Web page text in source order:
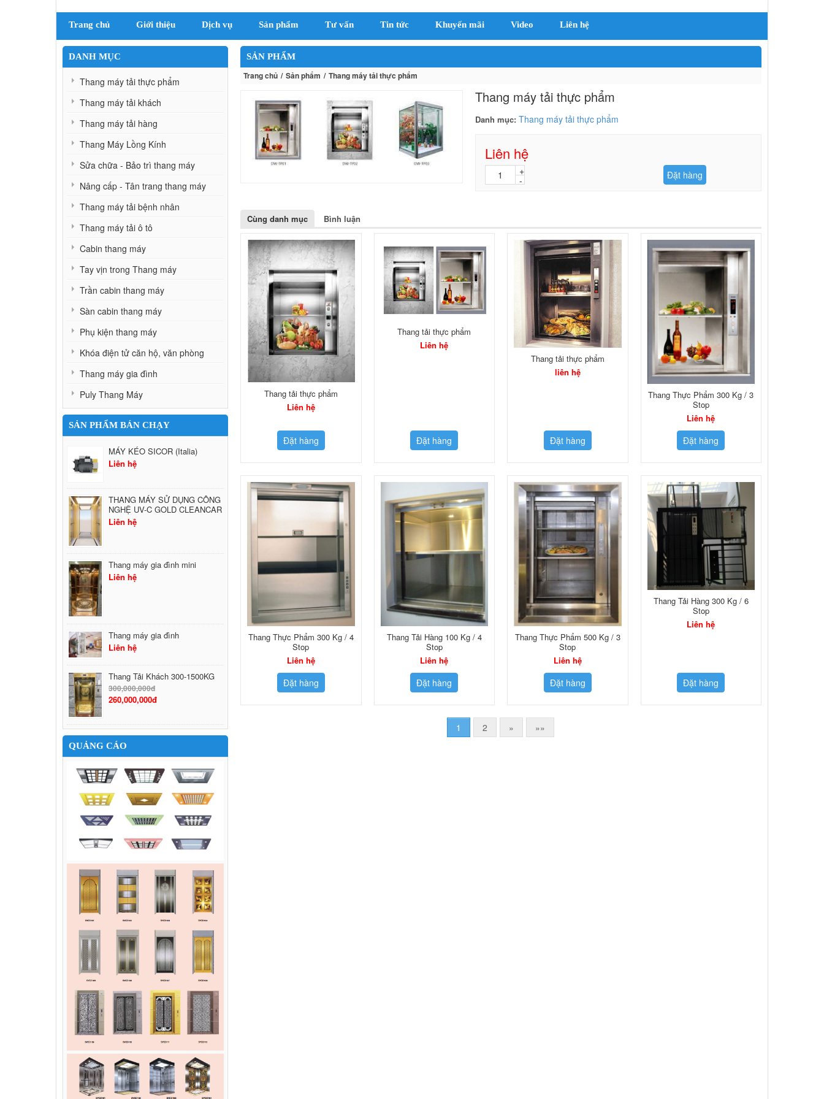
Trang chủ Giới thiệu Dịch vụ Sản phẩm Tư vấn Tin tức Khuyến mãi Video Liên hệ
SẢN PHẨM
Trang chủ Sản phẩm Thang máy tải thực phẩm
Thang máy tải thực phẩm
Danh mục: Thang máy tải thực phẩm
Liên hệ
Đặt hàng
Cùng danh mục Bình luận
Thang tải thực phẩm
Liên hệ
Đặt hàng
Thang tải thực phẩm
Liên hệ
Đặt hàng
Thang tải thực phẩm
liên hệ
Đặt hàng
Thang Thực Phẩm 300 Kg / 3
Stop
Liên hệ
Đặt hàng
Thang Thực Phẩm 300 Kg / 4
Stop
Liên hệ
Đặt hàng
Thang Tải Hàng 100 Kg / 4
Stop
Liên hệ
Đặt hàng
Thang Thực Phẩm 500 Kg / 3
Stop
Liên hệ
Đặt hàng
Thang Tải Hàng 300 Kg / 6
Stop
Liên hệ
Đặt hàng
1 2 » »»
DANH MỤC
Thang máy tải thực phẩm
Thang máy tải khách
Thang máy tải hàng
Thang Máy Lồng Kính
Sửa chữa - Bảo trì thang máy
Nâng cấp - Tân trang thang máy
Thang máy tải bệnh nhân
Thang máy tải ô tô
Cabin thang máy
Tay vịn trong Thang máy
Trần cabin thang máy
Sàn cabin thang máy
Phụ kiện thang máy
Khóa điện tử căn hộ, văn phòng
Thang máy gia đình
Puly Thang Máy
SẢN PHẨM BÁN CHẠY
MÁY KÉO SICOR (Italia)
Liên hệ
THANG MÁY SỬ DỤNG CÔNG
NGHỆ UV-C GOLD CLEANCAR
Liên hệ
Thang máy gia đình mini
Liên hệ
Thang máy gia đình
Liên hệ
Thang Tải Khách 300-1500KG
300,000,000đ
260,000,000đ
QUẢNG CÁO